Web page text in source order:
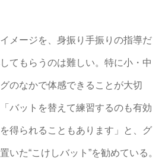
メージを、身振り手振りの指導だ
てもらうのは難しい。特に小・中
のなかで体感できることが大切
バットを替えて練習するのも有効
得られることもあります」と、グ
いた“こけしバット”を勧めている。